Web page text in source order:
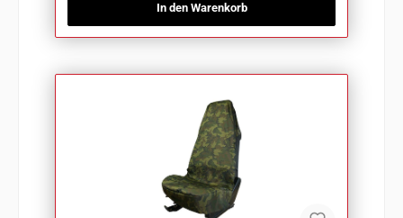
In den Warenkorb